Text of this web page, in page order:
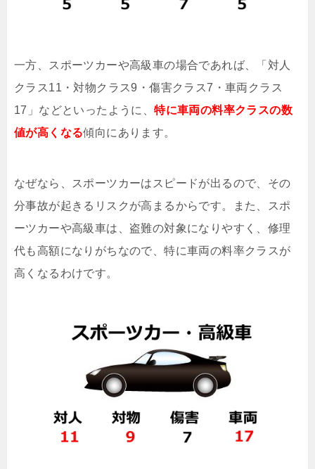
一方、スポーツカーや高級車の場合であれば、「対人
クラス11・対物クラス9・傷害クラス7・車両クラス
17」などといったように、特に車両の料率クラスの数
値が高くなる傾向にあります。
なぜなら、スポーツカーはスピードが出るので、その
分事故が起きるリスクが高まるからです。また、スポ
ーツカーや高級車は、盗難の対象になりやすく、修理
代も高額になりがちなので、特に車両の料率クラスが
高くなるわけです。